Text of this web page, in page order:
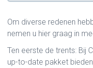
Om diverse redenen
nemen u hier graag in
Ten eerste de trents: Bij
up-to-date pakket